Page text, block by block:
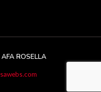
ROSELLA